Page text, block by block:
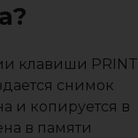
клавиши PRINT
снимок
и копируется в
в памяти